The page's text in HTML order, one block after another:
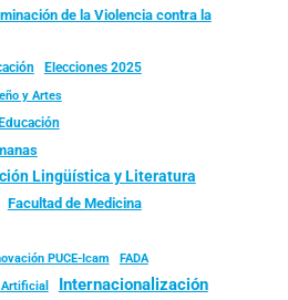
de la Violencia contra la
Elecciones 2025
y Artes
Lingüística y Literatura
Facultad de Medicina
PUCE-Icam FADA
Internacionalización